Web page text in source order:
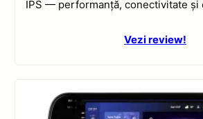
IPS — performanță, conectivitate și
Vezi review!